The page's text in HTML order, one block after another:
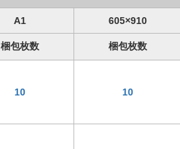
A1 605×910
梱包枚数 梱包枚数
10 10